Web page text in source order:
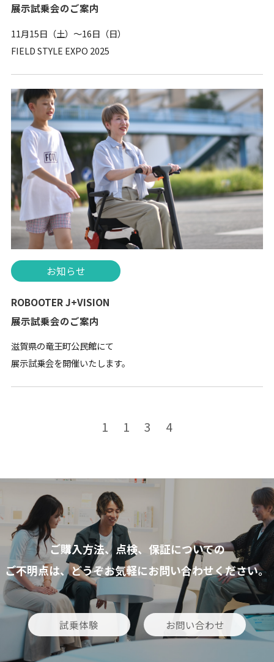
展示試乗会のご案内
11月15日（土）〜16日（日）
FIELD STYLE EXPO 2025
お知らせ
ROBOOTER J+VISION
展示試乗会のご案内
滋賀県の竜王町公民館にて
展示試乗会を開催いたします。
1 1 3 4
ご購入方法、点検、保証についての
ご不明点は、どうぞお気軽にお問い合わせください。
試乗体験 お問い合わせ